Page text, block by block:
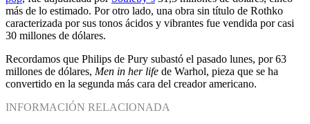
más de lo estimado. Por otro lado, una obra sin título de Rothko
caracterizada por sus tonos ácidos y vibrantes fue vendida por casi
30 millones de dólares.
Recordamos que Philips de Pury subastó el pasado lunes, por 63
millones de dólares, Men in her life de Warhol, pieza que se ha
convertido en la segunda más cara del creador americano.
INFORMACIÓN RELACIONADA